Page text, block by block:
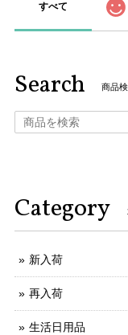
すべて
Search 商品
Category
新入荷
再入荷
生活日用品